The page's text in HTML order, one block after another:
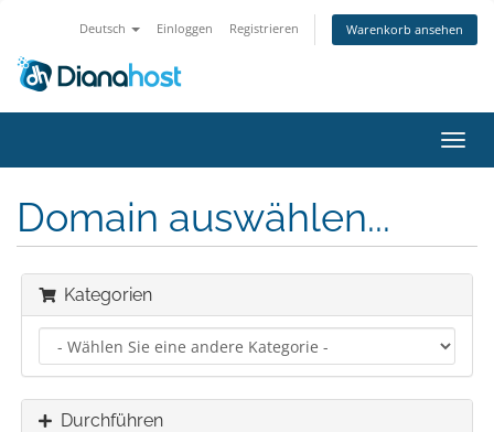
Deutsch Einloggen Registrieren Warenkorb ansehen
ein-/
Domain auswählen...
Kategorien
Durchführen